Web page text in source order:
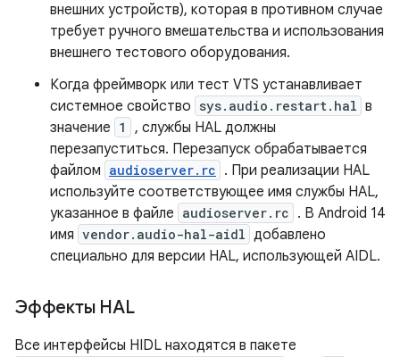
внешних устройств), которая в противном случае
требует ручного вмешательства и использования
внешнего тестового оборудования.
Когда фреймворк или тест VTS устанавливает
системное свойство sys.audio.restart.hal в
значение 1
, службы HAL должны
перезапуститься. Перезапуск обрабатывается
файлом audioserver.rc . При реализации HAL
используйте соответствующее имя службы HAL,
указанное в файле audioserver.rc . В Android 14
имя vendor.audio-hal-aidl добавлено
специально для версии HAL, использующей AIDL.
Эффекты HAL
Все интерфейсы HIDL находятся в пакете